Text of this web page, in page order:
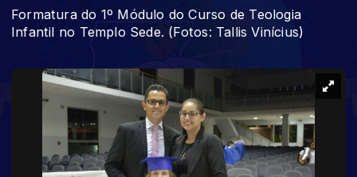
Formatura do 1º Módulo do Curso de Teologia
Infantil no Templo Sede. (Fotos: Tallis Vinícius)